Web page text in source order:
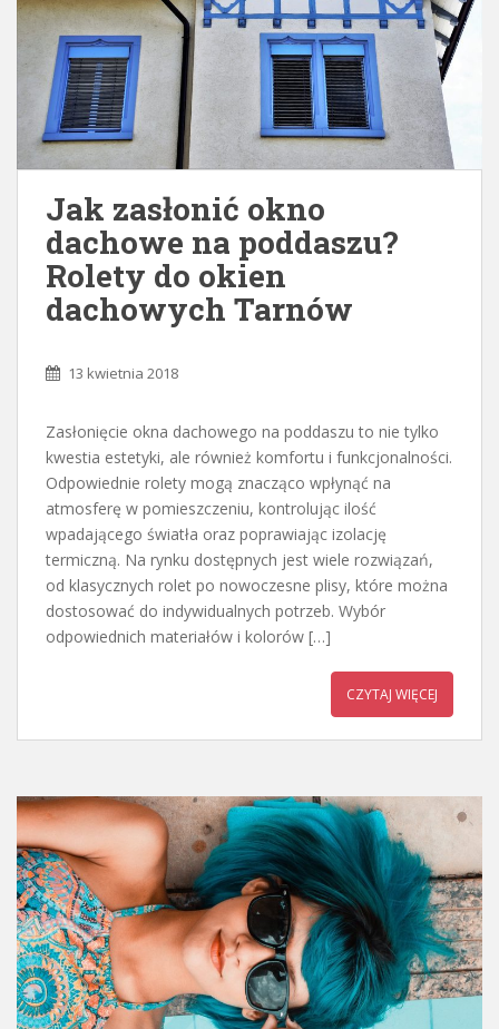
Jak zasłonić okno
dachowe na poddaszu?
Rolety do okien
dachowych Tarnów
13 kwietnia 2018
Zasłonięcie okna dachowego na poddaszu to nie tylko
kwestia estetyki, ale również komfortu i funkcjonalności.
Odpowiednie rolety mogą znacząco wpłynąć na
atmosferę w pomieszczeniu, kontrolując ilość
wpadającego światła oraz poprawiając izolację
termiczną. Na rynku dostępnych jest wiele rozwiązań,
od klasycznych rolet po nowoczesne plisy, które można
dostosować do indywidualnych potrzeb. Wybór
odpowiednich materiałów i kolorów […]
CZYTAJ WIĘCEJ